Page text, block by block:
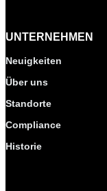
UNTERNEHMEN
Neuigkeiten
Über uns
Standorte
Compliance
Historie